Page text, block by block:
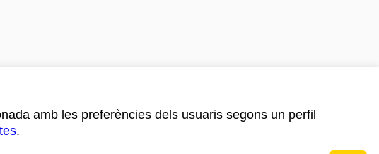
amb les preferències dels usuaris segons un perfil
.